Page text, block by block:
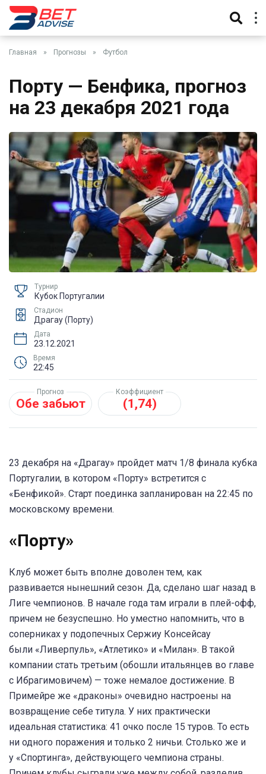
Главная » Прогнозы » Футбол
Порту — Бенфика, прогноз
на 23 декабря 2021 года
Турнир
Кубок Португалии
Стадион
Драгау (Порту)
Дата
23.12.2021
Время
22:45
Прогноз
Обе забьют
Коэффициент
(1,74)
23 декабря на «Драгау» пройдет матч 1/8 финала кубка
Португалии, в котором «Порту» встретится с
«Бенфикой». Старт поединка запланирован на 22:45 по
московскому времени.
«Порту»
Клуб может быть вполне доволен тем, как
развивается нынешний сезон. Да, сделано шаг назад в
Лиге чемпионов. В начале года там играли в плей-офф,
причем не безуспешно. Но уместно напомнить, что в
соперниках у подопечных Сержиу Консейсау
были «Ливерпуль», «Атлетико» и «Милан». В такой
компании стать третьим (обошли итальянцев во главе
с Ибрагимовичем) — тоже немалое достижение. В
Примейре же «драконы» очевидно настроены на
возвращение себе титула. У них практически
идеальная статистика: 41 очко после 15 туров. То есть
ни одного поражения и только 2 ничьи. Столько же и
у «Спортинга», действующего чемпиона страны.